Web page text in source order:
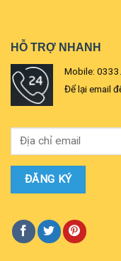
HỖ TRỢ NHANH
Mobile:
Để lại email